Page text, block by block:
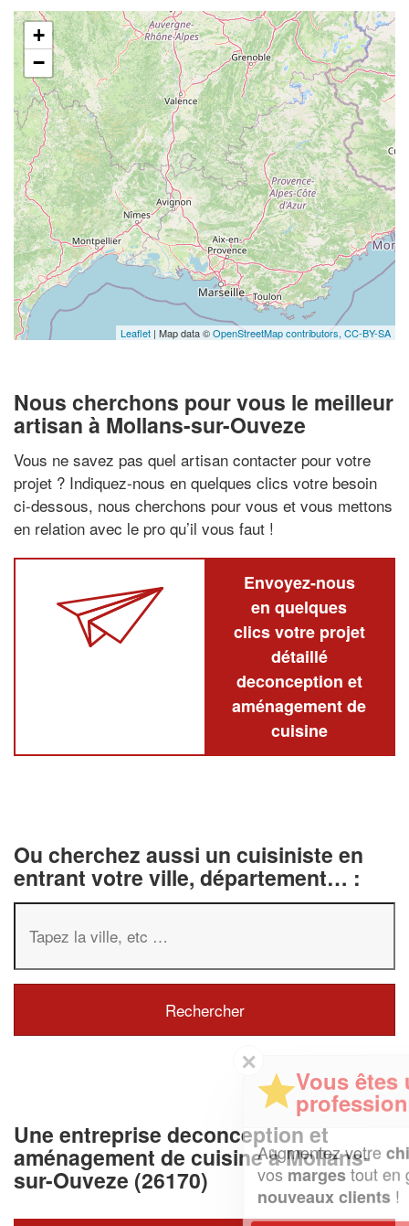
+
−
Leaflet | Map data ©OpenStreetMap contributors, CC-BY-SA
Nous cherchons pour vous le meilleur
artisan à Mollans-sur-Ouveze
Vous ne savez pas quel artisan contacter pour votre
projet ? Indiquez-nous en quelques clics votre besoin
ci-dessous, nous cherchons pour vous et vous mettons
en relation avec le pro qu’il vous faut !
Envoyez-nous
en quelques
clics votre projet
détaillé
deconception et
aménagement de
cuisine
Ou cherchez aussi un cuisiniste en
entrant votre ville, département… :
Une entreprise deconception et
aménagement de cuisine à Mollans-
sur-Ouveze (26170)
Vous êtes un
professionnel ?
Augmentez votrechiffre d'affaireset
vosmargestout en gagnant de
nouveaux clients